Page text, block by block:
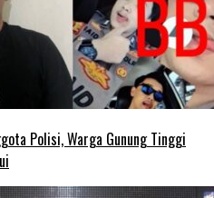
Polisi, Warga Gunung Tinggi